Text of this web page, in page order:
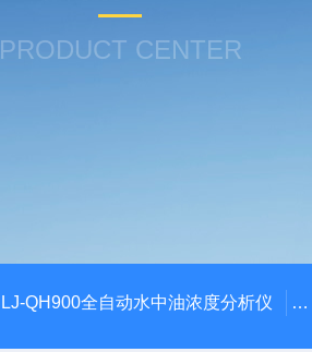
PRODUCT CENTER
LJ-QH900全自动水中油浓度分析仪